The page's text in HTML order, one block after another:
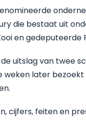
die bestaat uit
en
uitslag van twee
weken later
cijfers, feiten en